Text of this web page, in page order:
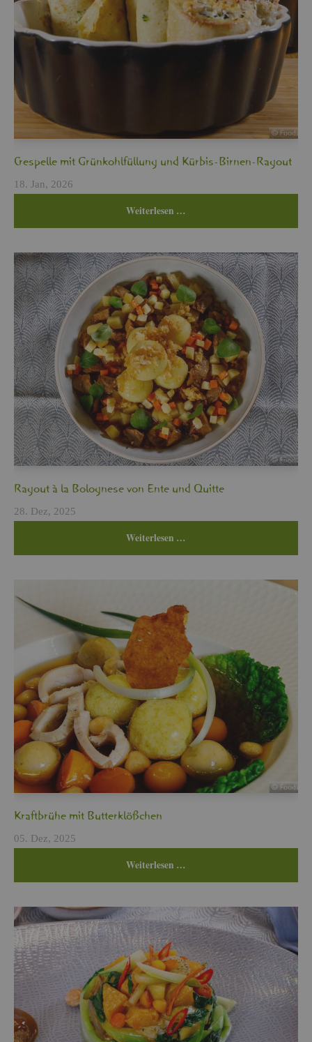
Cres­pel­le mit Grün­kohl­fül­lung und Kür­bis-Bir­nen-Ra­gout
18. Jan, 2026
Wei­ter­le­sen …
Ra­gout à la Bo­lo­gne­se von Ente und Quit­te
28. Dez, 2025
Wei­ter­le­sen …
Kraft­brü­he mit But­ter­klö­ßchen
05. Dez, 2025
Wei­ter­le­sen …